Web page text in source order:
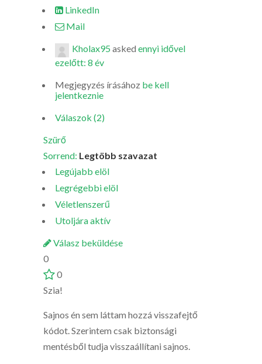
LinkedIn
Mail
Kholax95 asked ennyi idővel
ezelőtt: 8 év
Megjegyzés írásához be kell
jelentkeznie
Válaszok (2)
Szürő
Sorrend: Legtöbb szavazat
Legújabb elöl
Legrégebbi elöl
Véletlenszerű
Utoljára aktív
Válasz beküldése
0
0
Szia!
Sajnos én sem láttam hozzá visszafejtő
kódot. Szerintem csak biztonsági
mentésből tudja visszaállítani sajnos.